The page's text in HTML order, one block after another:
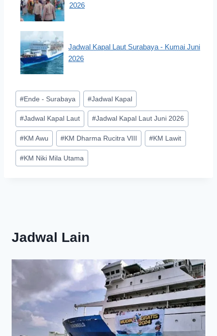
2026
Jadwal Kapal Laut Surabaya - Kumai Juni
2026
Post
Tags:
#Ende - Surabaya #Jadwal Kapal
#Jadwal Kapal Laut #Jadwal Kapal Laut Juni 2026
#KM Awu #KM Dharma Rucitra VIII #KM Lawit
#KM Niki Mila Utama
Jadwal Lain